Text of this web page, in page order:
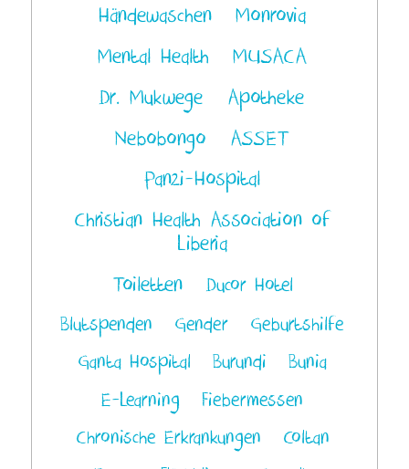
Händewaschen
Monrovia
Mental Health
MUSACA
Dr. Mukwege
Apotheke
Nebobongo
ASSET
Panzi-Hospital
Christian Health Association of
Liberia
Toiletten
Ducor Hotel
Blutspenden
Gender
Geburtshilfe
Ganta Hospital
Burundi
Bunia
E-Learning
Fiebermessen
Chronische Erkrankungen
Coltan